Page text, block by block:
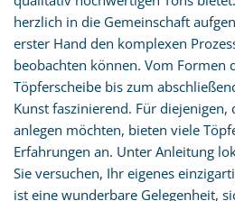
herzlich in die Gemeinschaft
erster Hand den komplexen
beobachten können. Vom Formen
Töpferscheibe bis zum
Kunst faszinierend. Für diejenigen,
anlegen möchten, bieten viele
Erfahrungen an. Unter Anleitung
Sie versuchen, Ihr eigenes
ist eine wunderbare Gelegenheit,